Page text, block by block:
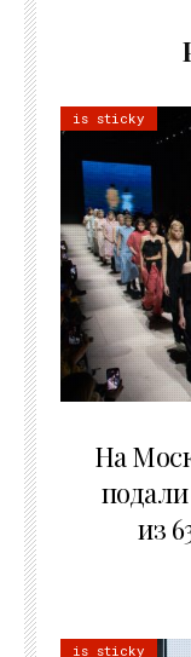
is sticky
На
из
is sticky